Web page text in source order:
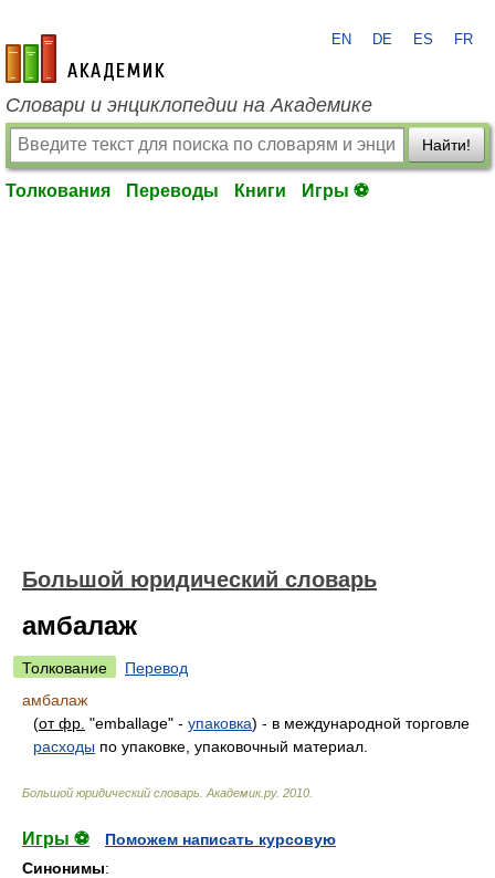
academic.ru
EN DE ES FR
Словари и энциклопедии на Академике
Найти!
Толкования Переводы Книги Игры ⚽
Большой юридический словарь
амбалаж
Толкование
Перевод
амбалаж
(от фр. "emballage" - упаковка) - в международной торговле
расходы по упаковке, упаковочный материал.
Большой юридический словарь Академик.ру. 2010
Игры ⚽
Поможем написать курсовую
Синонимы: